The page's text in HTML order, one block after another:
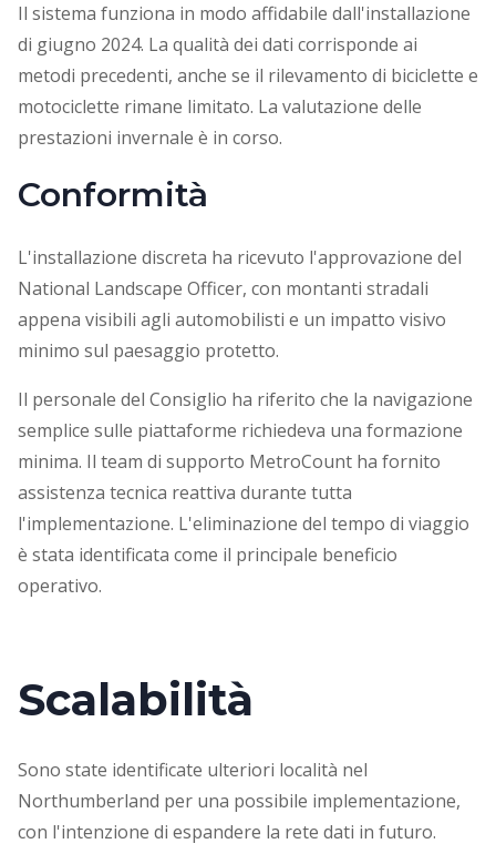
Il sistema funziona in modo affidabile dall'installazione
di giugno 2024. La qualità dei dati corrisponde ai
metodi precedenti, anche se il rilevamento di biciclette e
motociclette rimane limitato. La valutazione delle
prestazioni invernale è in corso.
Conformità
L'installazione discreta ha ricevuto l'approvazione del
National Landscape Officer, con montanti stradali
appena visibili agli automobilisti e un impatto visivo
minimo sul paesaggio protetto.
Il personale del Consiglio ha riferito che la navigazione
semplice sulle piattaforme richiedeva una formazione
minima. Il team di supporto MetroCount ha fornito
assistenza tecnica reattiva durante tutta
l'implementazione. L'eliminazione del tempo di viaggio
è stata identificata come il principale beneficio
operativo.
Scalabilità
Sono state identificate ulteriori località nel
Northumberland per una possibile implementazione,
con l'intenzione di espandere la rete dati in futuro.